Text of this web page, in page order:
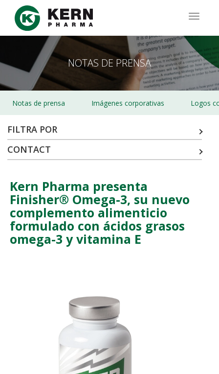
Pasar
contenido
NOTAS DE PRENSA
Notas de prensa Imágenes corporativas Logos
FILTRA POR
CONTACT
Kern Pharma presenta
Finisher® Omega-3, su nuevo
complemento alimenticio
formulado con ácidos grasos
omega-3 y vitamina E